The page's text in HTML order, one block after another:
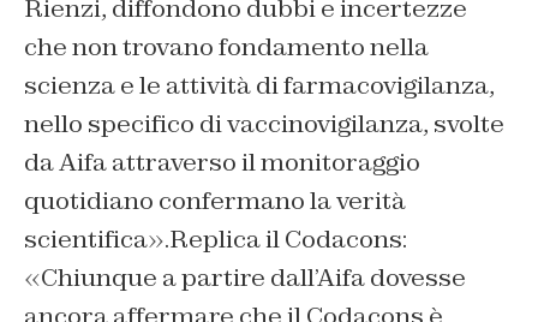
Rienzi, diffondono dubbi e incertezze
che non trovano fondamento nella
scienza e le attività di farmacovigilanza,
nello specifico di vaccinovigilanza, svolte
da Aifa attraverso il monitoraggio
quotidiano confermano la verità
scientifica».Replica il Codacons:
«Chiunque a partire dall’Aifa dovesse